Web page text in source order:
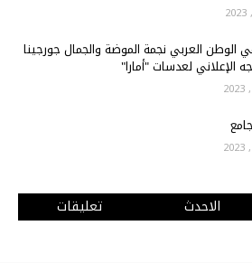
الوطن العربي نجمة الموضة والجمال جورجينا
الإعلاني لعدسات "أمارا"
الاحدث تعليقات